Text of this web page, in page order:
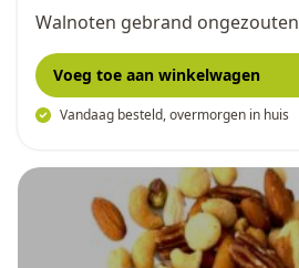
Walnoten gebrand ongezouten
Vandaag besteld, overmorgen in huis
Voeg toe aan winkelwagen